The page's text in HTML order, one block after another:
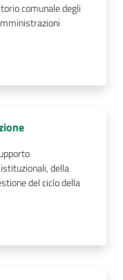
comunale degli
della
del ciclo della